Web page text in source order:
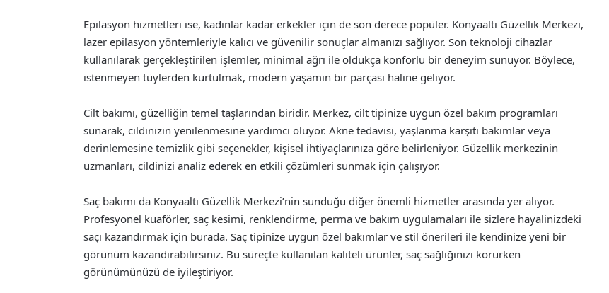
Epilasyon hizmetleri ise, kadınlar kadar erkekler için de son derece popüler. Konyaaltı Güzellik Merkezi,
lazer epilasyon yöntemleriyle kalıcı ve güvenilir sonuçlar almanızı sağlıyor. Son teknoloji cihazlar
kullanılarak gerçekleştirilen işlemler, minimal ağrı ile oldukça konforlu bir deneyim sunuyor. Böylece,
istenmeyen tüylerden kurtulmak, modern yaşamın bir parçası haline geliyor.
Cilt bakımı, güzelliğin temel taşlarından biridir. Merkez, cilt tipinize uygun özel bakım programları
sunarak, cildinizin yenilenmesine yardımcı oluyor. Akne tedavisi, yaşlanma karşıtı bakımlar veya
derinlemesine temizlik gibi seçenekler, kişisel ihtiyaçlarınıza göre belirleniyor. Güzellik merkezinin
uzmanları, cildinizi analiz ederek en etkili çözümleri sunmak için çalışıyor.
Saç bakımı da Konyaaltı Güzellik Merkezi’nin sunduğu diğer önemli hizmetler arasında yer alıyor.
Profesyonel kuaförler, saç kesimi, renklendirme, perma ve bakım uygulamaları ile sizlere hayalinizdeki
saçı kazandırmak için burada. Saç tipinize uygun özel bakımlar ve stil önerileri ile kendinize yeni bir
görünüm kazandırabilirsiniz. Bu süreçte kullanılan kaliteli ürünler, saç sağlığınızı korurken
görünümünüzü de iyileştiriyor.